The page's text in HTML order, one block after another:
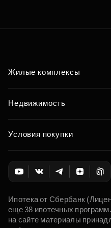
Жилые комплексы
Недвижимость
Условия покупки
Ипотека от Сбербанк
еще 38 ипотечных
на сайте материалы